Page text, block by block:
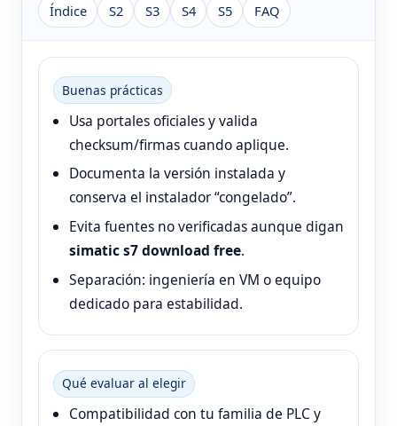
Índice S2 S3 S4 S5 FAQ
Buenas prácticas
Usa portales oficiales y valida
checksum/firmas cuando aplique.
Documenta la versión instalada y
conserva el instalador “congelado”.
Evita fuentes no verificadas aunque digan
simatic s7 download free.
Separación: ingeniería en VM o equipo
dedicado para estabilidad.
Qué evaluar al elegir
Compatibilidad con tu familia de PLC y